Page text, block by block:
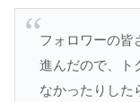
フォロワーの皆
進んだので、ト
なかったりした